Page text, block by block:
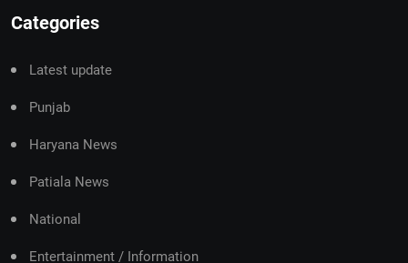
Categories
Latest update
Punjab
Haryana News
Patiala News
National
Entertainment / Information